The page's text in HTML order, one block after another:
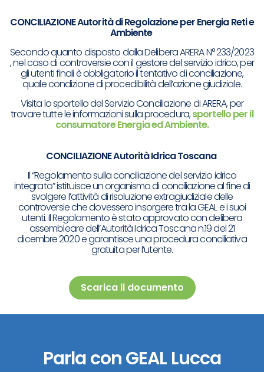
CONCILIAZIONEAutorità di Regolazione per Energia Reti e
Ambiente
Secondo quanto disposto dalla Delibera ARERA N° 233/2023
, nel caso di controversie con il gestore del servizio idrico, per
gli utenti finali è obbligatorio il tentativo di conciliazione,
quale condizione di procedibilità dell’azione giudiziale.
Visita lo sportello del Servizio Conciliazione di ARERA, per
trovare tutte le informazioni sulla procedura,sportello per il
consumatore Energia ed Ambiente.
CONCILIAZIONE Autorità Idrica Toscana
Il “Regolamento sulla conciliazione del servizio idrico
integrato” istituisce un organismo di conciliazione al fine di
svolgere l’attività di risoluzione extragiudiziale delle
controversie che dovessero insorgere tra la GEAL e i suoi
utenti. Il Regolamento è stato approvato con delibera
assembleare dell’Autorità Idrica Toscana n.19 del 21
dicembre 2020 e garantisce una procedura conciliativa
gratuita per l’utente.
Scarica il documento
Parla con GEAL Lucca